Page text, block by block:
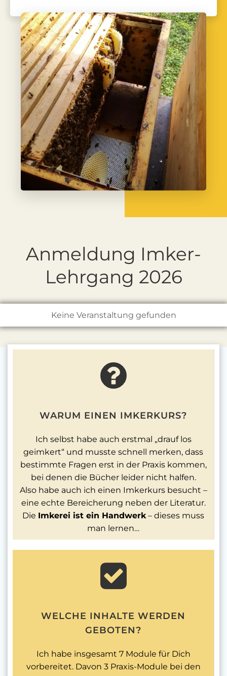
Anmeldung Imker-
Lehrgang 2026
Keine Veranstaltung gefunden
WARUM EINEN IMKERKURS?
Ich selbst habe auch erstmal „drauf los
geimkert“ und musste schnell merken, dass
bestimmte Fragen erst in der Praxis kommen,
bei denen die Bücher leider nicht halfen.
Also habe auch ich einen Imkerkurs besucht –
eine echte Bereicherung neben der Literatur.
Die Imkerei ist ein Handwerk – dieses muss
man lernen…
WELCHE INHALTE WERDEN
GEBOTEN?
Ich habe insgesamt 7 Module für Dich
vorbereitet. Davon 3 Praxis-Module bei den